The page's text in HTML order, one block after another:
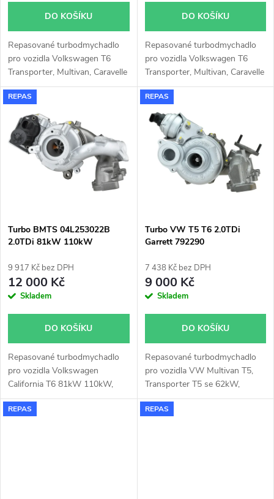
u
k
t
ů
d
u
k
t
ů
DO KOŠÍKU
Repasované turbodmychadlo
pro vozidla Volkswagen T6
Transporter, Multivan, Caravelle
se 146kW 150kW na
platformách SGA, SGH, SHA,
SHH, SGF, SGM, SGN, SHM,
SHN
DO KOŠÍKU
Repasované turbodmychadlo
pro vozidla Volkswagen T6
Transporter, Multivan, Caravelle
se 146kW, 150kW
REPAS
Turbo BMTS 04L253022B
2.0TDi 81kW 110kW
9 917 Kč bez DPH
12 000 Kč
Skladem
DO KOŠÍKU
Repasované turbodmychadlo
pro vozidla Volkswagen
California T6 81kW 110kW,
Caravelle T6 81kW 110kW,
Transporter T6 81kW 110kW
REPAS
Turbo VW T5 T6 2.0TDi
Garrett 792290
7 438 Kč bez DPH
9 000 Kč
Skladem
DO KOŠÍKU
Repasované turbodmychadlo
pro vozidla VW Multivan T5,
Transporter T5 se 62kW,
75kW, 84kW, 100, 103kW a
VW Multivan T6, Transporter
REPAS REPAS